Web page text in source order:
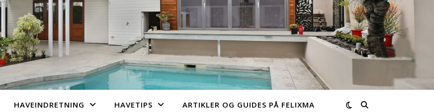
HAVEINDRETNING HAVETIPS ARTIKLER OG GUIDES PÅ FELIXMA